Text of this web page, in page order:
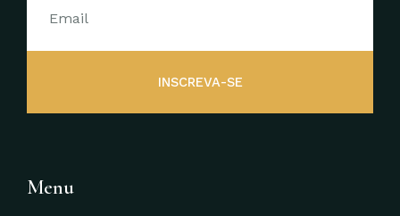
INSCREVA-SE
Menu